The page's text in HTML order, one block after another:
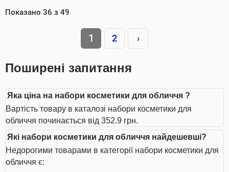
Показано 36 з 49
1 2 ›
Поширені запитання
Яка ціна на набори косметики для обличчя ?
Вартість товару в каталозі набори косметики для
обличчя починається від 352.9 грн.
Які набори косметики для обличчя найдешевші?
Недорогими товарами в категорії набори косметики для
обличчя є: